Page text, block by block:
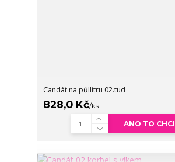
Candát na půllitru 02.tud
828,0 Kč/ks
ANO TO CHCI